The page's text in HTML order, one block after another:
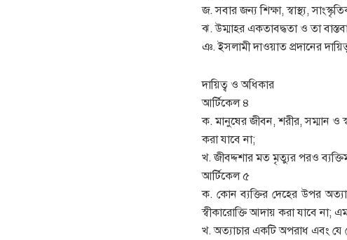
জ. সবার জন্য শিক্ষা, স্বাস্থ্য,
ঝ. উম্মাহর একতাবদ্ধতা ও তা
ঞ. ইসলামী দাওয়াত প্রদানের
দায়িত্ব ও অধিকার
আর্টিকেল ৪
ক. মানুষের জীবন, শরীর, সম্মান ও
করা যাবে না;
খ. জীবদ্দশার মত মৃত্যুর পরও
আর্টিকেল ৫
ক. কোন ব্যক্তির দেহের উপর
স্বীকারোক্তি আদায় করা যাবে না;
খ. অত্যাচার একটি অপরাধ এবং যে